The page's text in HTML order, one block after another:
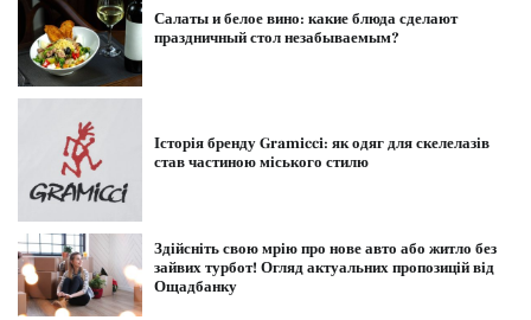
Салаты и белое вино: какие блюда сделают
праздничный стол незабываемым?
Історія бренду Gramicci: як одяг для скелелазів
став частиною міського стилю
Здійсніть свою мрію про нове авто або житло без
зайвих турбот! Огляд актуальних пропозицій від
Ощадбанку